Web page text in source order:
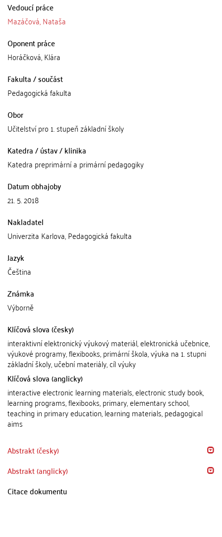
Vedoucí práce
Mazáčová, Nataša
Oponent práce
Horáčková, Klára
Fakulta / součást
Pedagogická fakulta
Obor
Učitelství pro 1. stupeň základní školy
Katedra / ústav / klinika
Katedra preprimární a primární pedagogiky
Datum obhajoby
21. 5. 2018
Nakladatel
Univerzita Karlova, Pedagogická fakulta
Jazyk
Čeština
Známka
Výborně
Klíčová slova (česky)
interaktivní elektronický výukový materiál, elektronická učebnice,
výukové programy, flexibooks, primární škola, výuka na 1. stupni
základní školy, učební materiály, cíl výuky
Klíčová slova (anglicky)
interactive electronic learning materials, electronic study book,
learning programs, flexibooks, primary, elementary school,
teaching in primary education, learning materials, pedagogical
aims
Abstrakt (česky)
Abstrakt (anglicky)
Citace dokumentu